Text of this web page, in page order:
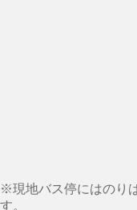
※現地バス停にはのり
す。